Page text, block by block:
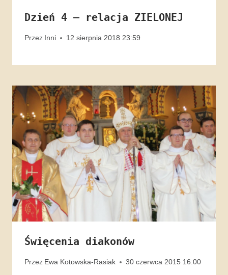
Dzień 4 – relacja ZIELONEJ
Przez Inni 12 sierpnia 2018 23:59
Święcenia diakonów
Przez Ewa Kotowska-Rasiak 30 czerwca 2015 16:00